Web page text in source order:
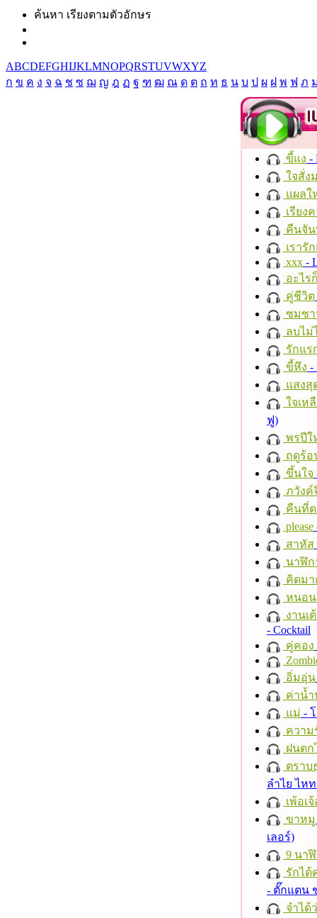
ค้นหา เรียงตามตัวอักษร
ABCDEFGHIJKLMNOPQRSTUVWXYZ
ก ข ค ง จ ฉ ช ซ ฌ ญ ฎ ฏ ฐ ฑ ฒ ณ ด ต ถ ท ธ น บ ป ผ ฝ พ ฟ ภ
ขี้แง -
ใจสั่ง
แผลใ
เรียง
คืนจั
เรารั
xxx -
อะไร
คู่ชีวิต
ซมซ
ลบไม่
รักแร
ขี้หึง -
แสงสุ
ใจเห
ฟู)
พรปีใ
ฤดูร้อ
ขึ้นใจ
ภวังค์
คืนที่ด
please
สาหัส
นาฬิก
คิดมา
หนอน
งานเ
- Cocktail
คู่คอง
อิ่มอุ่น
ค่าน้
แม่ -
ความ
ฝนตก
ตราบ
ลำไย ไห
เพ้อเ
ขาหมู
เลอร์)
9 นา
รักได้
- ตั๊กแตน
จำได้